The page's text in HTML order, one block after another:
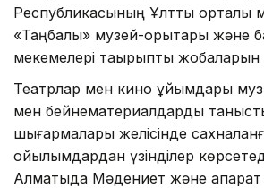
Республикасының Ұлттық орталық
«Таңбалы» музей-қорықтары және
мекемелері тақырыптық
Театрлар мен кино ұйымдары
мен бейнематериалдарды
шығармалары желісінде
қойылымдардан үзінділер
Алматыда Мәдениет және ақпарат